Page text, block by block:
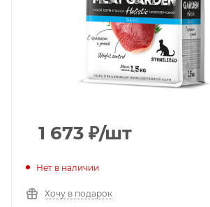
1 673 ₽/шт
Нет в наличии
Хочу в подарок